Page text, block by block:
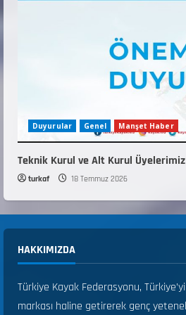
Duyurular Genel Manşet Haber
Teknik Kurul ve Alt Kurul
turkaf 18 Temmuz 2026
HAKKIMIZDA
Türkiye Kayak Federasyonu,
markası haline getirerek genç